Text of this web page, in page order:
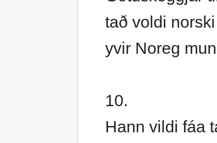
tað voldi
yvir Noreg
10.
Hann vildi fáa